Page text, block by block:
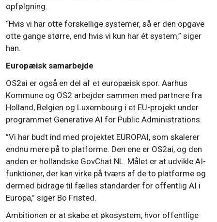
opfølgning.
“Hvis vi har otte forskellige systemer, så er den opgave
otte gange større, end hvis vi kun har ét system,” siger
han.
Europæisk samarbejde
OS2ai er også en del af et europæisk spor. Aarhus
Kommune og OS2 arbejder sammen med partnere fra
Holland, Belgien og Luxembourg i et EU-projekt under
programmet Generative AI for Public Administrations.
”Vi har budt ind med projektet EUROPAI, som skalerer
endnu mere på to platforme. Den ene er OS2ai, og den
anden er hollandske GovChat.NL. Målet er at udvikle AI-
funktioner, der kan virke på tværs af de to platforme og
dermed bidrage til fælles standarder for offentlig AI i
Europa,” siger Bo Fristed.
Ambitionen er at skabe et økosystem, hvor offentlige